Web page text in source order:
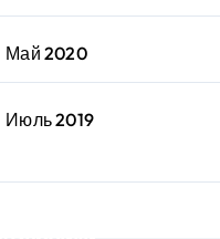
Май 2020
Июль 2019